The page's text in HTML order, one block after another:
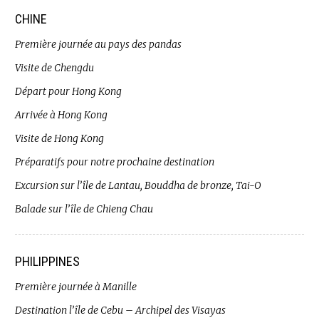
CHINE
Première journée au pays des pandas
Visite de Chengdu
Départ pour Hong Kong
Arrivée à Hong Kong
Visite de Hong Kong
Préparatifs pour notre prochaine destination
Excursion sur l’île de Lantau, Bouddha de bronze, Tai-O
Balade sur l’île de Chieng Chau
PHILIPPINES
Première journée à Manille
Destination l’île de Cebu – Archipel des Visayas